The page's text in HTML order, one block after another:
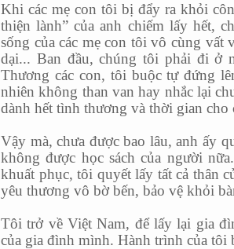
Khi các mẹ con tôi bị đẩy ra khỏi
thiện lành” của anh chiếm lấy hết,
sống của các mẹ con tôi vô cùng
dại... Ban đầu, chúng tôi phải đi
Thương các con, tôi buộc tự đứng
nhiên không than van hay nhắc lại
dành hết tình thương và thời gian cho
Vậy mà, chưa được bao lâu, anh ấy
không được học sách của người
khuất phục, tôi quyết lấy tất cả thân
yêu thương vô bờ bến, bảo vệ khỏi
Tôi trở về Việt Nam, để lấy lại gia
của gia đình mình. Hành trình của